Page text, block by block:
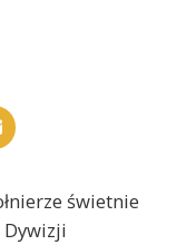
świetnie
Dywizji